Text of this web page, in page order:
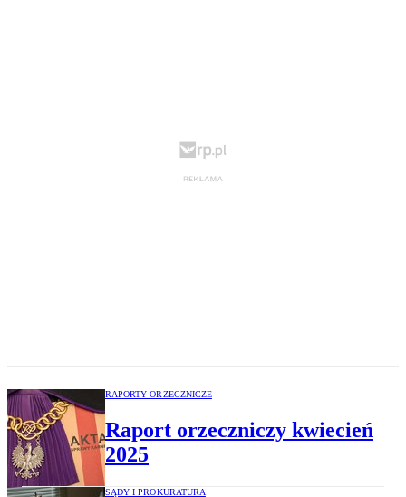
RAPORTY ORZECZNICZE
Raport orzeczniczy kwiecień
2025
SĄDY I PROKURATURA